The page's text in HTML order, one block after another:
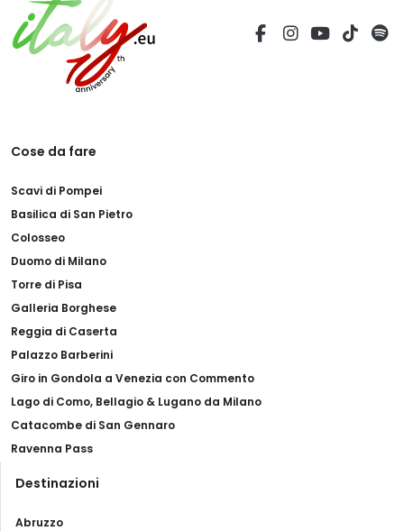
Cose da fare
Scavi di Pompei
Basilica di San Pietro
Colosseo
Duomo di Milano
Torre di Pisa
Galleria Borghese
Reggia di Caserta
Palazzo Barberini
Giro in Gondola a Venezia con Commento
Lago di Como, Bellagio & Lugano da Milano
Catacombe di San Gennaro
Ravenna Pass
Destinazioni
Abruzzo